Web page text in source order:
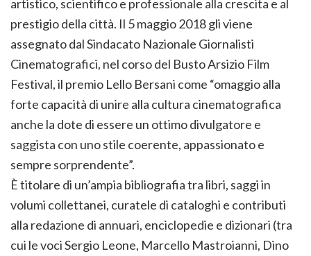
artistico, scientifico e professionale alla crescita e al
prestigio della città. Il 5 maggio 2018 gli viene
assegnato dal Sindacato Nazionale Giornalisti
Cinematografici, nel corso del Busto Arsizio Film
Festival, il premio Lello Bersani come “omaggio alla
forte capacità di unire alla cultura cinematografica
anche la dote di essere un ottimo divulgatore e
saggista con uno stile coerente, appassionato e
sempre sorprendente”.
È titolare di un’ampia bibliografia tra libri, saggi in
volumi collettanei, curatele di cataloghi e contributi
alla redazione di annuari, enciclopedie e dizionari (tra
cui le voci Sergio Leone, Marcello Mastroianni, Dino